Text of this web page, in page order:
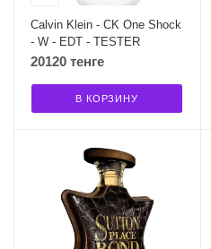
Calvin Klein - CK One Shock
- W - EDT - TESTER
20120 тенге
В КОРЗИНУ